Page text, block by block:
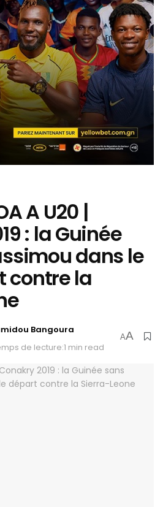
A U20 |
: la Guinée
dans le
contre la
Bangoura
de lecture:1 min read
AA